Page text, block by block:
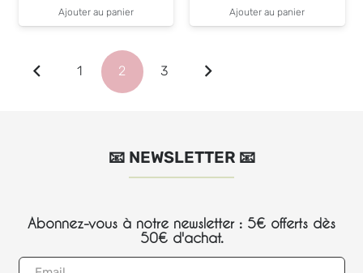
Ajouter au panier Ajouter au panier
1 2 3
📧 NEWSLETTER 📧
Abonnez-vous à notre newsletter : 5€ offerts dès
50€ d'achat.